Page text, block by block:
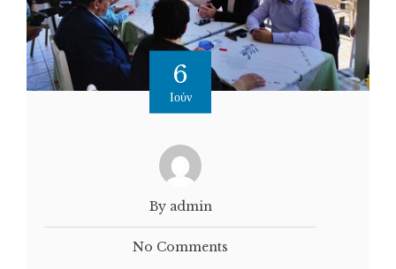
6
Ιούν
By admin
No Comments